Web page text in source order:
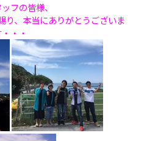
フの皆様、
り、本当にありがとうございま
・・